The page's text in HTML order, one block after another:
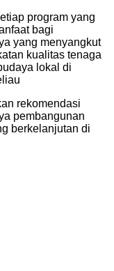
program yang
bagi
yang menyangkut
kualitas tenaga
lokal di
rekomendasi
pembangunan
berkelanjutan di